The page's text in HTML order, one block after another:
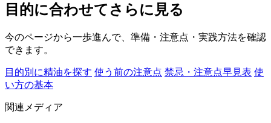
目的に合わせてさらに見る
今のページから一歩進んで、準備・注意点・実践方法を確認
できます。
目的別に精油を探す 使う前の注意点 禁忌・注意点早見表 使
い方の基本
関連メディア